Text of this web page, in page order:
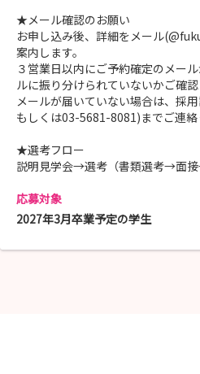
★メール確認のお願い
お申し込み後、詳細をメール
案内します。
３営業日以内にご予約確定のメー
ルに振り分けられていないかご確認
メールが届いていない場合は、採
もしくは03-5681-8081)までご連絡
★選考フロー
説明見学会→選考（書類選考→面接
応募対象
2027年3月卒業予定の学生